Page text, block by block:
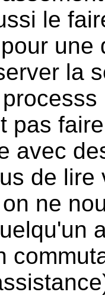
le
une
la
pas
avec
de
ne